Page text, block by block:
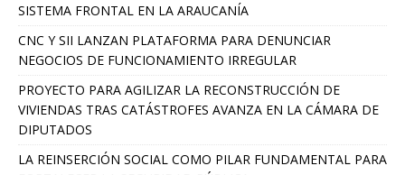
SISTEMA FRONTAL EN LA ARAUCANÍA
CNC Y SII LANZAN PLATAFORMA PARA DENUNCIAR
NEGOCIOS DE FUNCIONAMIENTO IRREGULAR
PROYECTO PARA AGILIZAR LA RECONSTRUCCIÓN DE
VIVIENDAS TRAS CATÁSTROFES AVANZA EN LA CÁMARA DE
DIPUTADOS
LA REINSERCIÓN SOCIAL COMO PILAR FUNDAMENTAL PARA